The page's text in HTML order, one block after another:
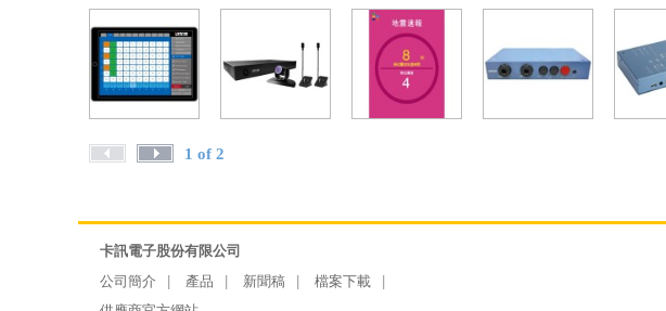
1 of 2
卡訊電子股份有限公司
公司簡介
產品 新聞稿
檔案下載